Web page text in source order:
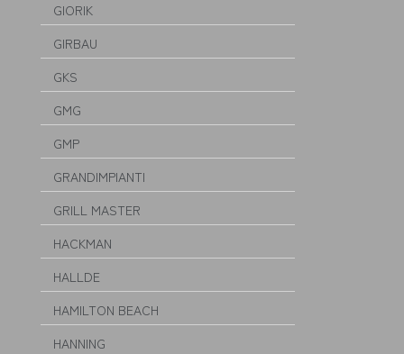
GIORIK
GIRBAU
GKS
GMG
GMP
GRANDIMPIANTI
GRILL MASTER
HACKMAN
HALLDE
HAMILTON BEACH
HANNING